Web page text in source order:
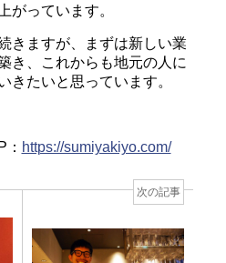
がっています。
きますが、まずは新しい業
き、これからも地元の人に
きたいと思っています。
： https://sumiyakiyo.com/
次の記事